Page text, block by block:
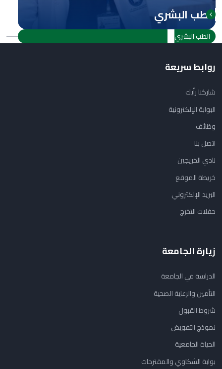
الطب البشري
الطب البشري
روابط سريعة
شاركنا رأيك
البوابة الإلكترونية
وظائف
اتصل بنا
نادي الخريجين
خريطة الموقع
البريد الإلكتروني
حفلات التخرج
زيارة الجامعة
الدراسة في الجامعة
التأمين والرعاية الصحية
شروط القبول
نموذج التفويض
الحياة الجامعية
بوابة الشكاوي والمقترحات